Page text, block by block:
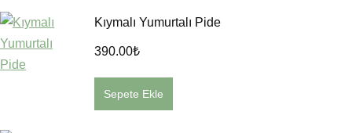
Kıymalı Yumurtalı Pide
390.00₺
Sepete Ekle